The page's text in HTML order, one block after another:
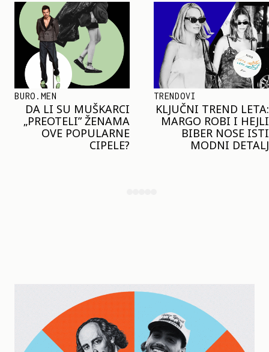
TRENDOVI
KLJUČNI TREND LETA:
MARGO ROBI I HEJLI
BIBER NOSE ISTI
MODNI DETALJ
SHOPPING
JOŠ JE RANO ZA JAKNE
– ALI U RESERVED JE
STIGAO MODEL KOJI
ĆE BITI VELIKI TREND